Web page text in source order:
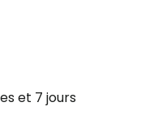
et 7 jours